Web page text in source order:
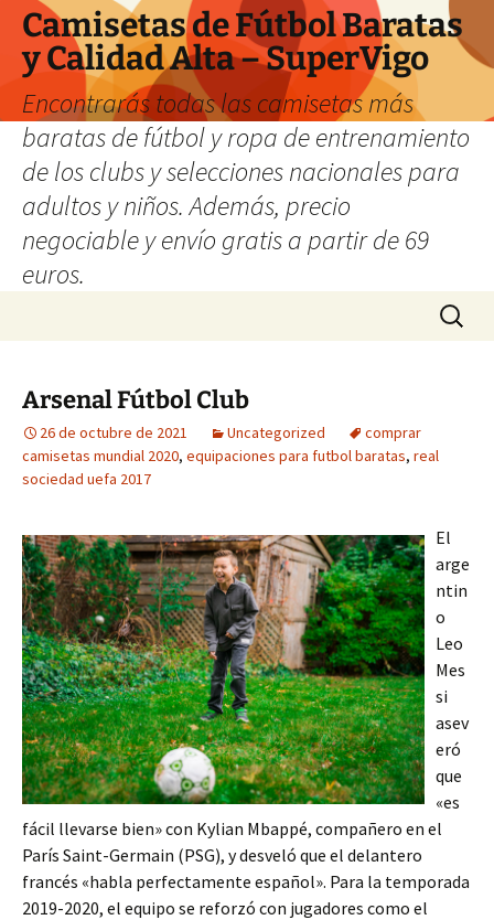
Camisetas de Fútbol Baratas
y Calidad Alta – SuperVigo
Encontrarás todas las camisetas más
baratas de fútbol y ropa de entrenamiento
de los clubs y selecciones nacionales para
adultos y niños. Además, precio
negociable y envío gratis a partir de 69
euros.
Buscar:
Arsenal Fútbol Club
26 de octubre de 2021 Uncategorized
comprar
camisetas mundial 2020, equipaciones para futbol baratas, real
sociedad uefa 2017
El
arge
ntin
o
Leo
Mes
si
asev
eró
que
«es
fácil llevarse bien» con Kylian Mbappé, compañero en el
París Saint-Germain (PSG), y desveló que el delantero
francés «habla perfectamente español». Para la temporada
2019-2020, el equipo se reforzó con jugadores como el